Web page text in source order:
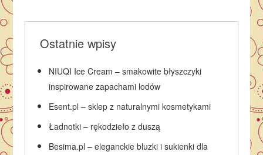
Ostatnie wpisy
NIUQI Ice Cream – smakowite błyszczyki
inspirowane zapachami lodów
Esent.pl – sklep z naturalnymi kosmetykami
Ładnotki – rękodzieło z duszą
Besima.pl – eleganckie bluzki i sukienki dla